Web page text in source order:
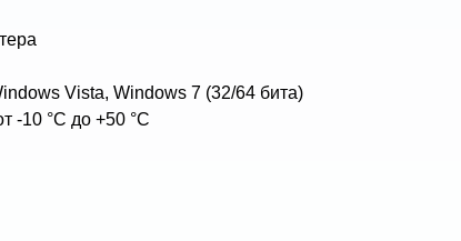
Vista, Windows 7 (32/64 бита)
-10 °С до +50 °С